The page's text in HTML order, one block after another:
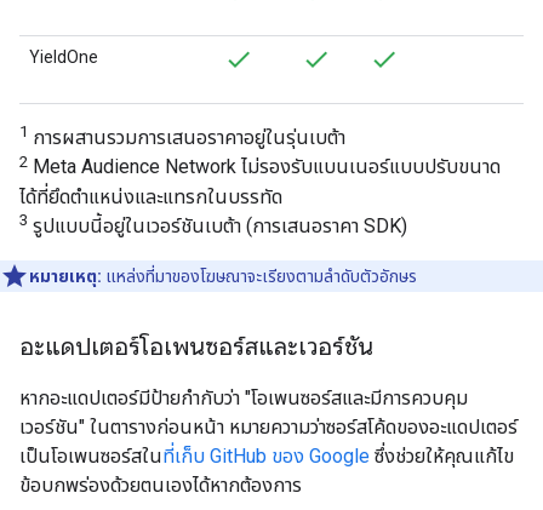
YieldOne
1 การผสานรวมการเสนอราคาอยู่ในรุ่นเบต้า
2 Meta Audience Network ไม่รองรับแบนเนอร์แบบปรับขนาด
ได้ที่ยึดตำแหน่งและแทรกในบรรทัด
3 รูปแบบนี้อยู่ในเวอร์ชันเบต้า (การเสนอราคา SDK)
หมายเหตุ: แหล่งที่มาของโฆษณาจะเรียงตามลำดับตัวอักษร
อะแดปเตอร์โอเพนซอร์สและเวอร์ชัน
หากอะแดปเตอร์มีป้ายกำกับว่า "โอเพนซอร์สและมีการควบคุม
เวอร์ชัน" ในตารางก่อนหน้า หมายความว่าซอร์สโค้ดของอะแดปเตอร์
เป็นโอเพนซอร์สในที่เก็บ GitHub ของ Google ซึ่งช่วยให้คุณแก้ไข
ข้อบกพร่องด้วยตนเองได้หากต้องการ